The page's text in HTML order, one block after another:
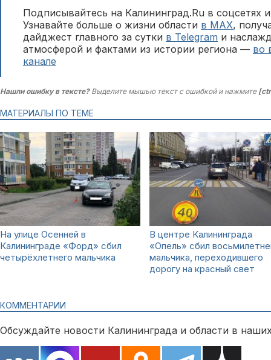
Подписывайтесь на Калининград.Ru в соцсетях
Узнавайте больше о жизни области в MAX,
дайджест главного за сутки в Telegram и
атмосферой и фактами из истории региона — во
канале
Нашли ошибку в тексте?Выделите мышью текст с ошибкой и нажмите
МАТЕРИАЛЫ ПО ТЕМЕ
На улице Осенней в
Калининграде «Форд» сбил
четырёхлетнего мальчика
В центре Калининграда
«Опель» сбил
мальчика, переходившего
дорогу на красный свет
КОММЕНТАРИИ
Обсуждайте новости Калининграда и области в